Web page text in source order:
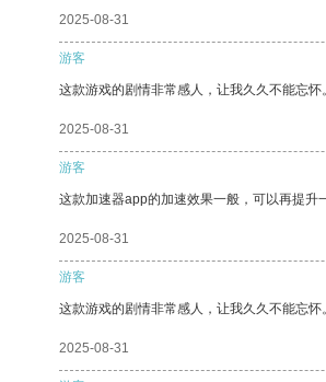
2025-08-31
游客
这款游戏的剧情非常感人，让我久久不能忘怀。
2025-08-31
游客
这款加速器app的加速效果一般，可以再提升
2025-08-31
游客
这款游戏的剧情非常感人，让我久久不能忘怀。
2025-08-31